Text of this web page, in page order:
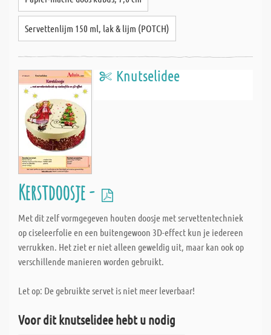
Servettenlijm 150 ml, lak & lijm (POTCH)
Knutselidee
Kerstdoosje -
Met dit zelf vormgegeven houten doosje met servettentechniek
op ciseleerfolie en een buitengewoon 3D-effect kun je iedereen
verrukken. Het ziet er niet alleen geweldig uit, maar kan ook op
verschillende manieren worden gebruikt.
Let op: De gebruikte servet is niet meer leverbaar!
Voor dit knutselidee hebt u nodig